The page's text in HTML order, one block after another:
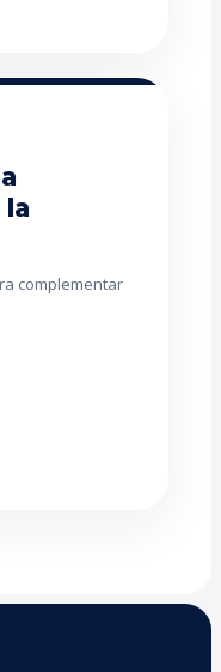
complementar